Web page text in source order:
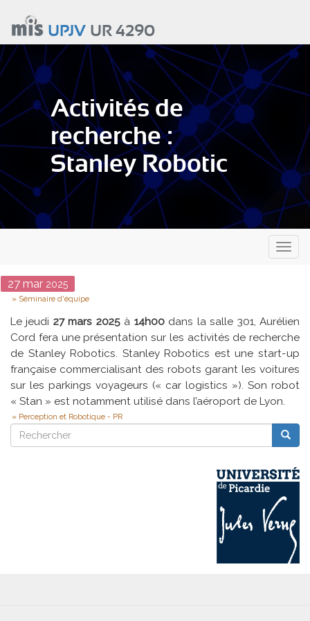
contenu
principal
UPJVUR 4290
Activités de
recherche :
Stanley Robotic
Date
27 mar2025
Type
Séminaire d'équipe
Le jeudi 27 mars 2025à 14h00dans la salle 301, Aurélien
Cord fera une présentation sur les activités de recherche
de Stanley Robotics. Stanley Robotics est une start-up
française commercialisant des robots garant les voitures
sur les parkings voyageurs (« car logistics »). Son robot
« Stan » est notamment utilisé dans l’aéroport de Lyon.
Perception et Robotique - PR
Rechercher
Rechercher